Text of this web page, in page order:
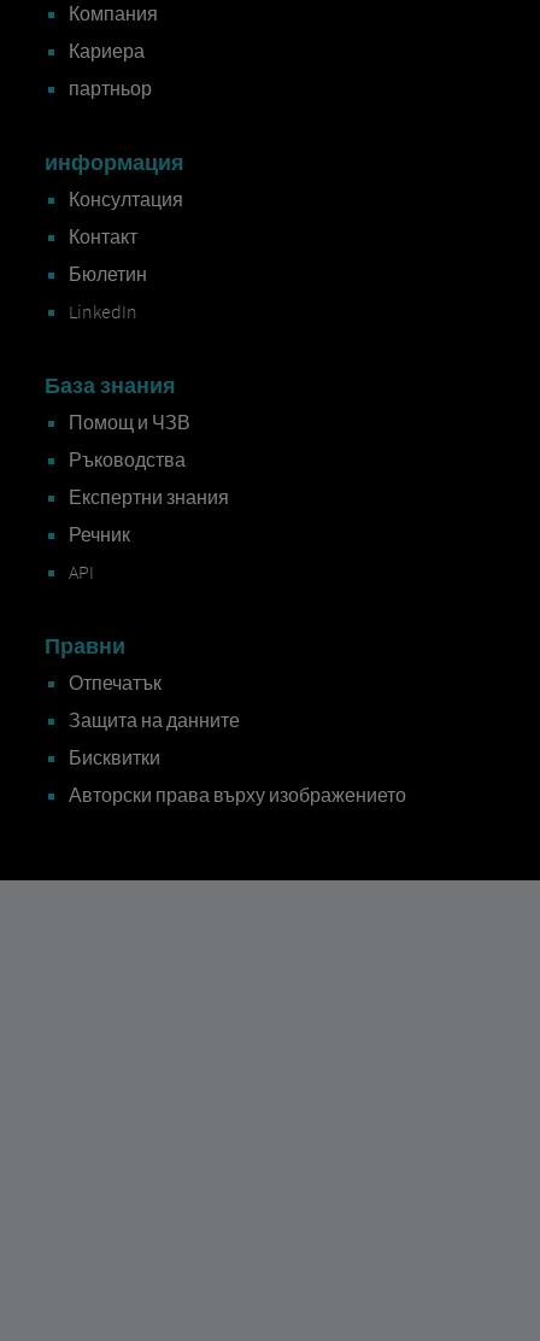
Компания
Кариера
партньор
информация
Консултация
Контакт
Бюлетин
LinkedIn
База знания
Помощ и ЧЗВ
Ръководства
Експертни знания
Речник
API
Правни
Отпечатък
Защита на данните
Бисквитки
Авторски права върху изображението